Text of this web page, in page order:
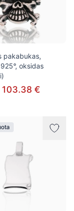
pakabukas,
oksidas
103.38 €